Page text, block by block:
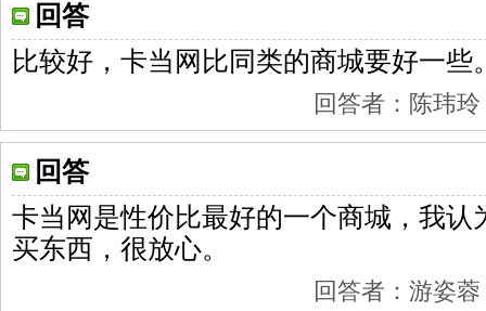
回答
比较好，卡当网比同类的商城要好一些
回答者：陈玮
回答
卡当网是性价比最好的一个商城，我认
买东西，很放心。
回答者：游姿